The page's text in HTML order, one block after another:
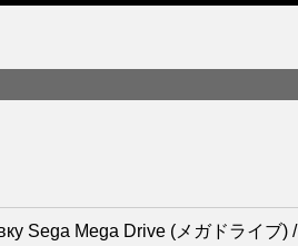
Sega Mega Drive (メガドライブ) /